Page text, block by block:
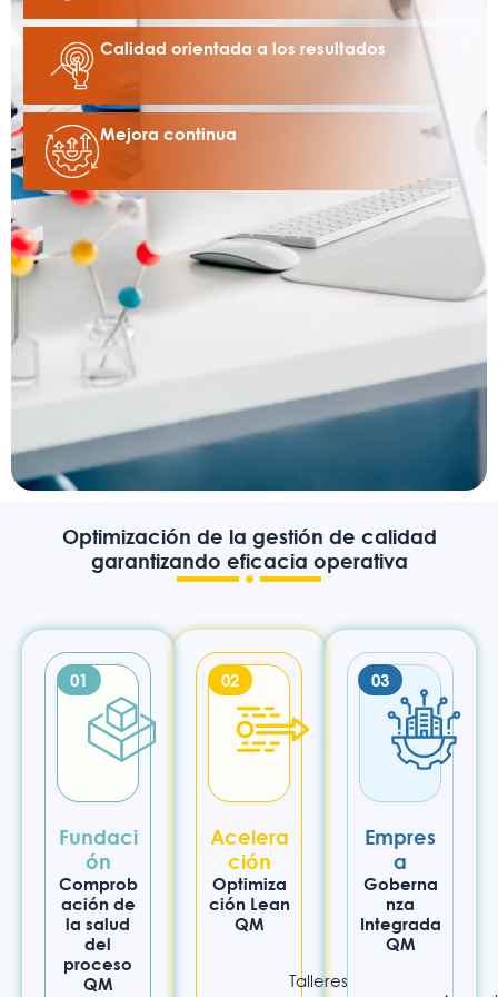
Calidad orientada a los resultados
Mejora continua
Optimización de la gestión de calidad
garantizando eficacia operativa
01
Fundaci
ón
Comprob
ación de
la salud
del
proceso
QM
02
Acelera
ción
Optimiza
ción Lean
QM
Talleres
03
Empres
a
Goberna
nza
Integrada
QM